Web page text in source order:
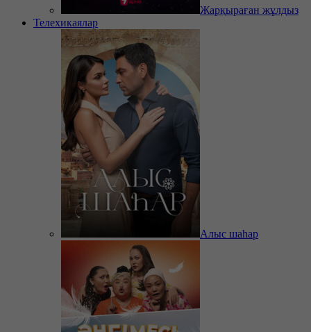
Жарқыраған жұлдыз
Телехикаялар
Алыс шаһар